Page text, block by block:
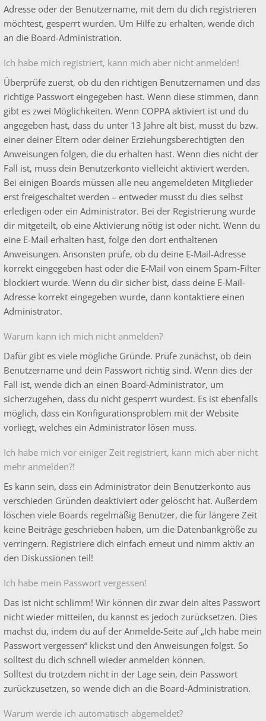
Adresse oder der Benutzername, mit dem du dich registrieren
möchtest, gesperrt wurden. Um Hilfe zu erhalten, wende dich
an die Board-Administration.
Ich habe mich registriert, kann mich aber nicht anmelden!
Überprüfe zuerst, ob du den richtigen Benutzernamen und das
richtige Passwort eingegeben hast. Wenn diese stimmen, dann
gibt es zwei Möglichkeiten. Wenn COPPAaktiviert ist und du
angegeben hast, dass du unter 13 Jahre alt bist, musst du bzw.
einer deiner Eltern oder deiner Erziehungsberechtigten den
Anweisungen folgen, die du erhalten hast. Wenn dies nicht der
Fall ist, muss dein Benutzerkonto vielleicht aktiviert werden.
Bei einigen Boards müssen alle neu angemeldeten Mitglieder
erst freigeschaltet werden – entweder musst du dies selbst
erledigen oder ein Administrator. Bei der Registrierung wurde
dir mitgeteilt, ob eine Aktivierung nötig ist oder nicht. Wenn du
eine E-Mail erhalten hast, folge den dort enthaltenen
Anweisungen. Ansonsten prüfe, ob du deine E-Mail-Adresse
korrekt eingegeben hast oder die E-Mail von einem Spam-Filter
blockiert wurde. Wenn du dir sicher bist, dass deine E-Mail-
Adresse korrekt eingegeben wurde, dann kontaktiere einen
Administrator.
Warum kann ich mich nicht anmelden?
Dafür gibt es viele mögliche Gründe. Prüfe zunächst, ob dein
Benutzername und dein Passwort richtig sind. Wenn dies der
Fall ist, wende dich an einen Board-Administrator, um
sicherzugehen, dass du nicht gesperrt wurdest. Es ist ebenfalls
möglich, dass ein Konfigurationsproblem mit der Website
vorliegt, welches ein Administrator lösen muss.
Ich habe mich vor einiger Zeit registriert, kann mich aber nicht
mehr anmelden?!
Es kann sein, dass ein Administrator dein Benutzerkonto aus
verschieden Gründen deaktiviert oder gelöscht hat. Außerdem
löschen viele Boards regelmäßig Benutzer, die für längere Zeit
keine Beiträge geschrieben haben, um die Datenbankgröße zu
verringern. Registriere dich einfach erneut und nimm aktiv an
den Diskussionen teil!
Ich habe mein Passwort vergessen!
Das ist nicht schlimm! Wir können dir zwar dein altes Passwort
nicht wieder mitteilen, du kannst es jedoch zurücksetzen. Dies
machst du, indem du auf der Anmelde-Seite auf „Ich habe mein
Passwort vergessen“ klickst und den Anweisungen folgst. So
solltest du dich schnell wieder anmelden können.
Solltest du trotzdem nicht in der Lage sein, dein Passwort
zurückzusetzen, so wende dich an die Board-Administration.
Warum werde ich automatisch abgemeldet?